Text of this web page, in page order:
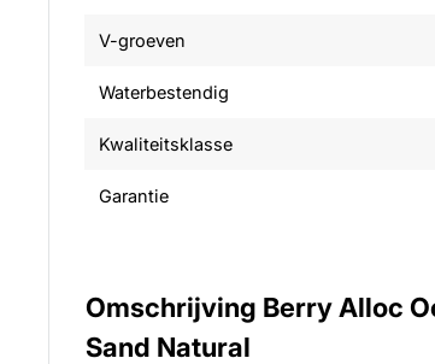
V-groeven
Waterbestendig
Kwaliteitsklasse
Garantie
Omschrijving Berry Alloc
Sand Natural